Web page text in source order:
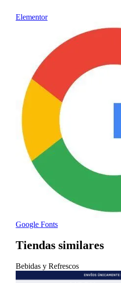
Elementor
Google Fonts
Tiendas similares
Bebidas y Refrescos